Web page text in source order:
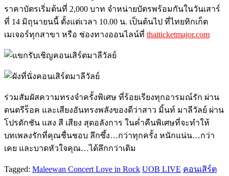
ราคาบัตรเริ่มต้นที่ 2,000 บาท จำหน่ายบัตรพร้อมกันในวันเสาร์
ที่ 14 มิถุนายนนี้ ตั้งแต่เวลา 10.00 น. เป็นต้นไป ที่ไทยทิกเก็ต
เมเจอร์ทุกสาขา หรือ ช่องทางออนไลน์ที่ thaiticketmajor.com
ร่วมสัมผัสความทรงจำครั้งพิเศษ ที่ร้อยเรียงทุกอารมณ์รัก ผ่าน
ดนตรีร็อค และเสียงอันทรงพลังของดีว่าสาว มิ้นท์ มาลีวัลย์ ผ่าน
โปรดักชัน แสง สี เสียง สุดอลังการ ในค่ำคืนพิเศษที่จะทำให้
บทเพลงรักที่คุณชื่นชอบ ลึกซึ้ง…กว่าทุกครั้ง หนักแน่น…กว่า
เคย และบาดหัวใจคุณ…ได้ลึกกว่าเดิม
Tagged: Maleewan Concert Love in Rock UOB LIVE คอนเสิร์ต